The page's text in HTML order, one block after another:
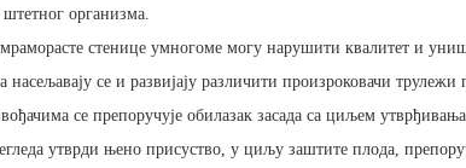
штетног организма.
стенице умногоме могу нарушити квалитет и
насељавају се и развијају различити произроковачи
се препоручује обилазак засада са циљем
утврди њено присуство, у циљу заштите плода,